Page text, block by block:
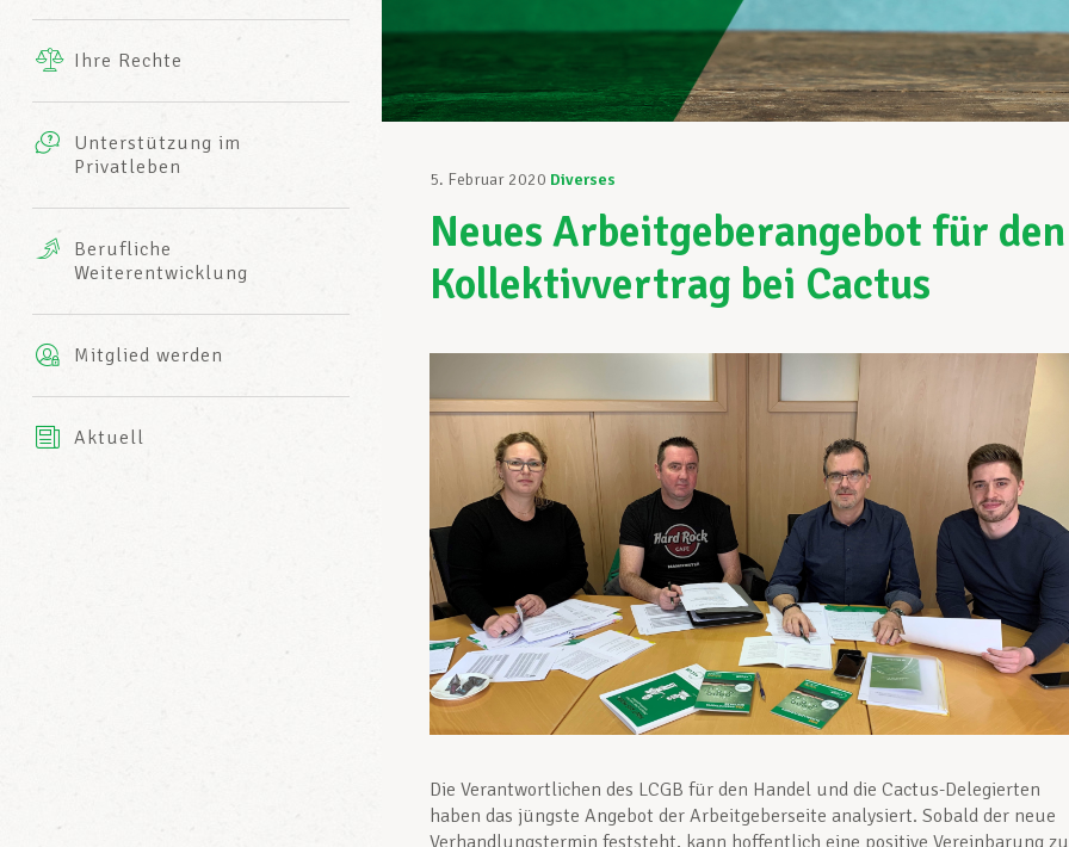
INFO-CENTER
des LCGBs
Ihre Rechte
Unterstützung im
Privatleben
Leistungen
Mutuelle
AXA
Berufliche
Weiterentwicklung
Mitglied werden
Aktuell
5. Februar 2020 Diverses
Neues Arbeitgeberangebot für den
Kollektivvertrag bei Cactus
Die Verantwortlichen des LCGB für den Handel und die Cactus-Delegierten
haben das jüngste Angebot der Arbeitgeberseite analysiert. Sobald der neue
Verhandlungstermin feststeht, kann hoffentlich eine positive Vereinbarung